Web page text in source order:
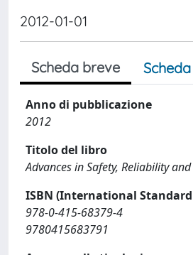
2012-01-01
Scheda breve
Anno di pubblicazione
2012
Titolo del libro
Advances in Safety, Reliability
ISBN (International
978-0-415-68379-4
9780415683791